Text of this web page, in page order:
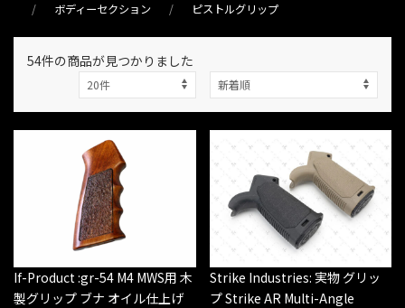
ボディーセクション
ピストルグリップ
54件の商品が見つかりました
If-Product :gr-54 M4 MWS用 木
製グリップ ブナ オイル仕上げ
Strike Industries: 実物 グリッ
プ Strike AR Multi-Angle